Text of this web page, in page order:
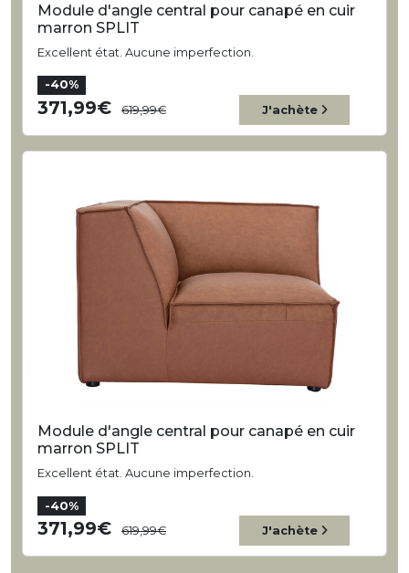
Module d'angle central pour canapé en cuir
marron SPLIT
Excellent état. Aucune imperfection.
-40%
371,99 619,99 J'achète
Module d'angle central pour canapé en cuir
marron SPLIT
Excellent état. Aucune imperfection.
-40%
371,99 619,99 J'achète